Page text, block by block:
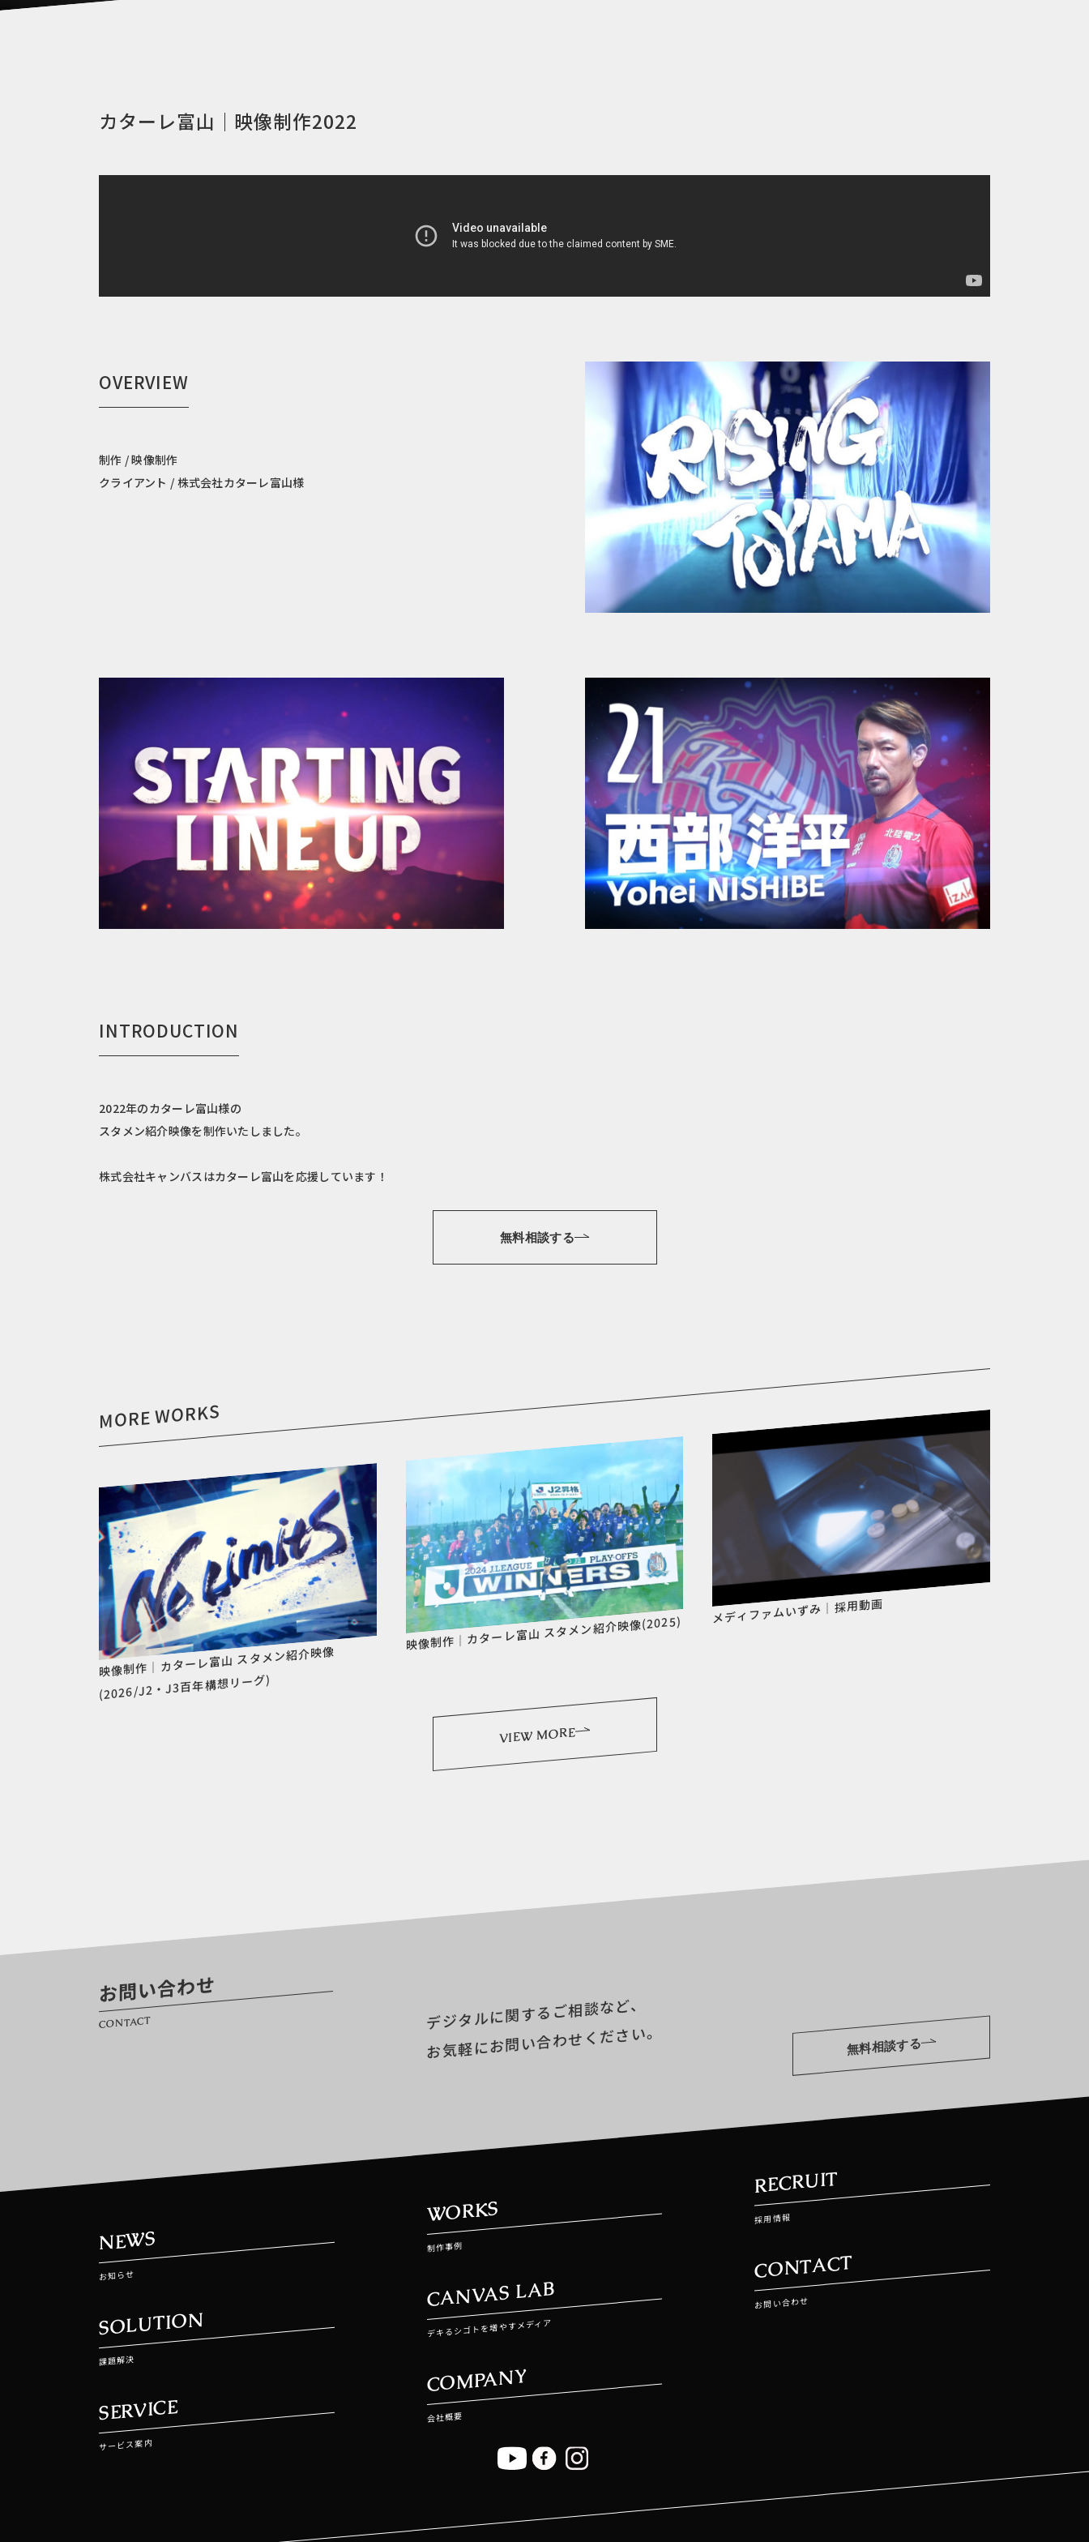
カターレ富山｜映像制作2022
OVERVIEW
制作 / 映像制作
クライアント / 株式会社カターレ富山様
INTRODUCTION
2022年のカターレ富山様の
スタメン紹介映像を制作いたしました。
株式会社キャンバスはカターレ富山を応援しています！
無料相談する
MORE WORKS
映像制作｜カターレ富山 スタメン紹介映像
(2026/J2・J3百年構想リーグ)
映像制作｜カターレ富山 スタメン紹介映像(2025)
メディファムいずみ｜採用動画
VIEW MORE
お問い合わせ
CONTACT デジタルに関するご相談など、
お気軽にお問い合わせください。 無料相談する
NEWS
お知らせ
SOLUTION
課題解決
SERVICE
サービス案内
WORKS
制作事例
CANVAS LAB
デキるシゴトを増やすメディア
COMPANY
会社概要
RECRUIT
採用情報
CONTACT
お問い合わせ